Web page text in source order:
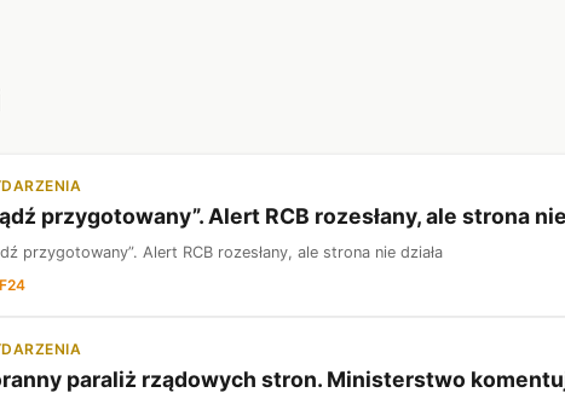
przygotowany”. Alert RCB rozesłany, ale strona
przygotowany”. Alert RCB rozesłany, ale strona nie działa
paraliż rządowych stron. Ministerstwo